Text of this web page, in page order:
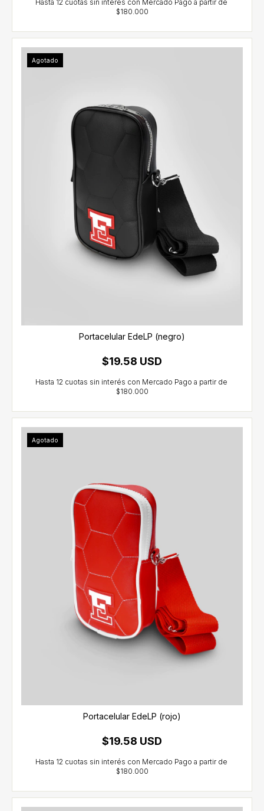
Agotado
Portacelular EdeLP (negro)
$19.58 USD
Agotado
Portacelular EdeLP (rojo)
$19.58 USD